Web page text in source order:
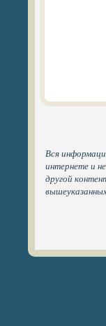
Вся
интернете и
другой